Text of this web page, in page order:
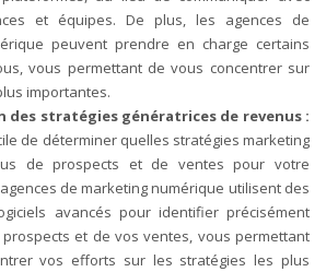
et équipes. De plus, les agences de
peuvent prendre en charge certains
vous permettant de vous concentrer sur
importantes.
des stratégies génératrices de revenus :
de déterminer quelles stratégies marketing
de prospects et de ventes pour votre
de marketing numérique utilisent des
avancés pour identifier précisément
prospects et de vos ventes, vous permettant
vos efforts sur les stratégies les plus